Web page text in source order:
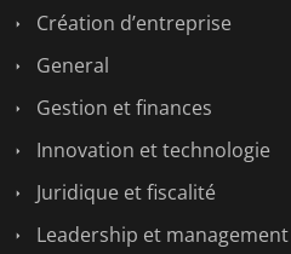
Création d’entreprise
General
Gestion et finances
Innovation et technologie
Juridique et fiscalité
Leadership et management